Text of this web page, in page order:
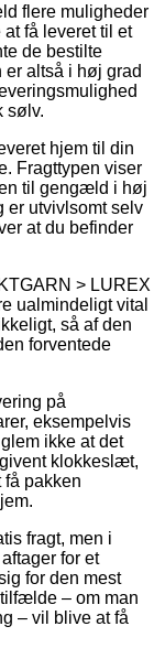
flere muligheder
få leveret til et
de bestilte
er altså i høj grad
sølv.
hjem til din
Fragttypen viser
til gengæld i høj
er utvivlsomt selv
at du befinder
> LUREX
ualmindeligt vital
så af den
forventede
på
eksempelvis
ikke at det
klokkeslæt,
få pakken
fragt, men i
for et
for den mest
– om man
– vil blive at få